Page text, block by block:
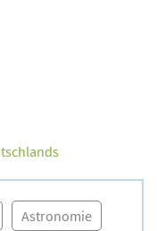
Astronomie